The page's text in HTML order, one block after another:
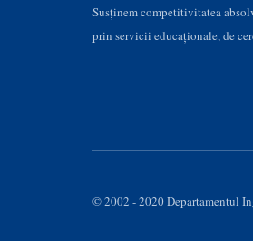
Susţinem competitivitatea
prin servicii educaţionale, de
© 2002 - 2020 Departamentul